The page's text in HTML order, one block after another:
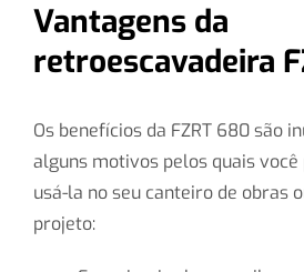
Vantagens da
retroescavadeira
Os benefícios da FZRT 680 são
alguns motivos pelos quais
usá-la no seu canteiro de obras
projeto: